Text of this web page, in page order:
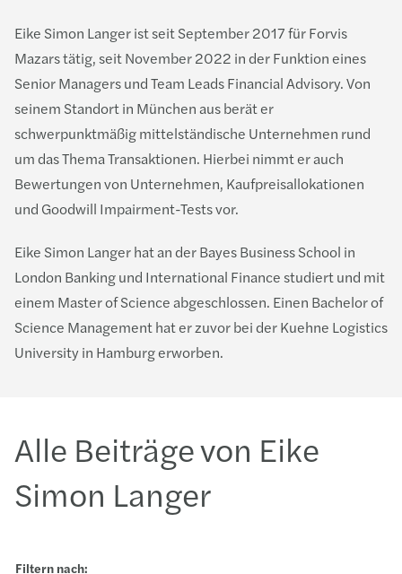
Eike Simon Langer ist seit September 2017 für Forvis
Mazars tätig, seit November 2022 in der Funktion eines
Senior Managers und Team Leads Financial Advisory. Von
seinem Standort in München aus berät er
schwerpunktmäßig mittelständische Unternehmen rund
um das Thema Transaktionen. Hierbei nimmt er auch
Bewertungen von Unternehmen, Kaufpreisallokationen
und Goodwill Impairment-Tests vor.
Eike Simon Langer hat an der Bayes Business School in
London Banking und International Finance studiert und mit
einem Master of Science abgeschlossen. Einen Bachelor of
Science Management hat er zuvor bei der Kuehne Logistics
University in Hamburg erworben.
Alle Beiträge von Eike
Simon Langer